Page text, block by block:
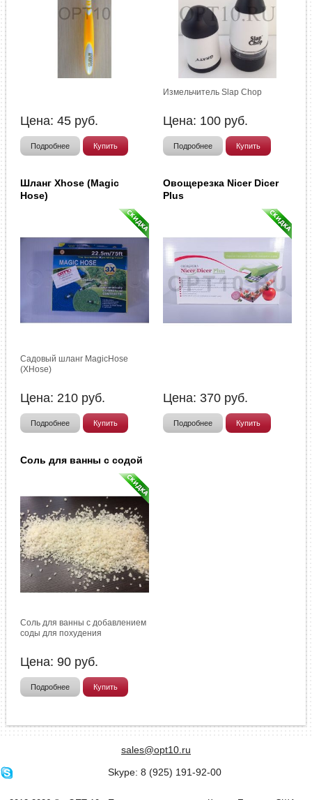
Цена:45 руб.
Подробнее Купить
Измельчитель Slap Chop
Цена: 100 руб.
Подробнее Купить
Шланг Xhose (Magic
Hose)
Садовый шланг MagicHose
(XHose)
Цена: 210 руб.
Подробнее Купить
Овощерезка Nicer Dicer
Plus
Цена: 370 руб.
Подробнее Купить
Соль для ванны с содой
Соль для ванны с добавлением
соды для похудения
Цена:90 руб.
Подробнее Купить
sales@opt10.ru
Skype: 8 (925) 191-92-00